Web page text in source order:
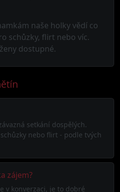
naše holky vědí co
schůzky, flirt nebo víc.
dostupné.
setkání dospělých.
nebo flirt - podle tvých
zájem?
v konverzaci, je to dobré